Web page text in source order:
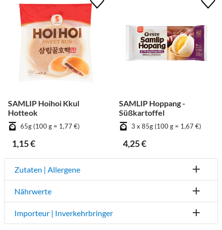
SAMLIP Hoihoi Kkul
Hotteok
65g (100 g = 1,77 €)
1,15 €
SAMLIP Hoppang -
Süßkartoffel
3 x 85g (100 g = 1,67 €)
4,25 €
Zutaten | Allergene
Nährwerte
Importeur | Inverkehrbringer